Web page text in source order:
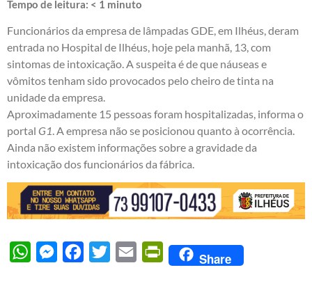
Tempo de leitura: < 1 minuto
Funcionários da empresa de lâmpadas GDE, em Ilhéus, deram
entrada no Hospital de Ilhéus, hoje pela manhã, 13, com
sintomas de intoxicação. A suspeita é de que náuseas e
vômitos tenham sido provocados pelo cheiro de tinta na
unidade da empresa.
Aproximadamente 15 pessoas foram hospitalizadas, informa o
portal G1 . A empresa não se posicionou quanto à ocorrência.
Ainda não existem informações sobre a gravidade da
intoxicação dos funcionários da fábrica.
WhatsAppMessengerFacebook
Twitter Email PrintFriendly
Share